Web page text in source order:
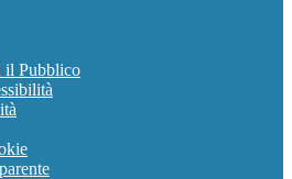
il Pubblico